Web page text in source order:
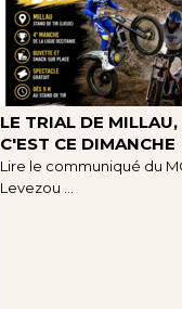
LE TRIAL DE MILLAU,
C'EST CE DIMANCHE
Lire le communiqué du
Levezou ...